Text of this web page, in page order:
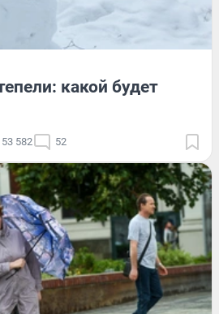
какой будет
53 582 52